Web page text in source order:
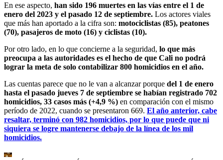
En ese aspecto, han sido 196 muertes en las vías entre el 1 de
enero del 2023 y el pasado 12 de septiembre. Los actores viales
que más han aportado a la cifra son: motociclistas (85), peatones
(70), pasajeros de moto (16) y ciclistas (10).
Por otro lado, en lo que concierne a la seguridad, lo que más
preocupa a las autoridades es el hecho de que Cali no podrá
lograr la meta de solo contabilizar 800 homicidios en el año.
Las cuentas parece que no le van a alcanzar porque del 1 de enero
hasta el pasado jueves 7 de septiembre se habían registrado 702
homicidios, 33 casos más (+4,9 %) en comparación con el mismo
período de 2022, cuando se presentaron 669. El año anterior, cabe
resaltar, terminó con 982 homicidios, por lo que puede que ni
siquiera se logre mantenerse debajo de la línea de los mil
homicidios.